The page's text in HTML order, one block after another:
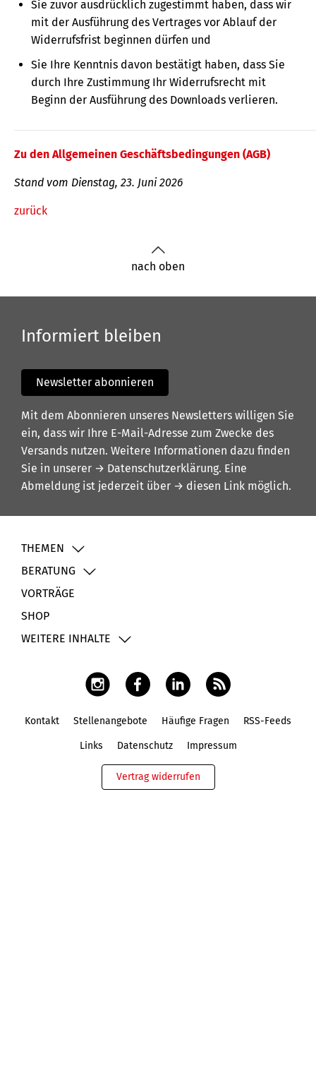
Sie zuvor ausdrücklich zugestimmt haben, dass wir
mit der Ausführung des Vertrages vor Ablauf der
Widerrufsfrist beginnen dürfen und
Sie Ihre Kenntnis davon bestätigt haben, dass Sie
durch Ihre Zustimmung Ihr Widerrufsrecht mit
Beginn der Ausführung des Downloads verlieren.
Zu den Allgemeinen Geschäftsbedingungen (AGB)
Stand vom Dienstag, 23. Juni 2026
zurück
nach oben
Informiert bleiben
Newsletter abonnieren
Mit dem Abonnieren unseres Newsletters willigen Sie
ein, dass wir Ihre E-Mail-Adresse zum Zwecke des
Versands nutzen. Weitere Informationen dazu finden
Sie in unserer → Datenschutzerklärung. Eine
Abmeldung ist jederzeit über → diesen Link möglich.
THEMEN
BERATUNG
VORTRÄGE
SHOP
WEITERE INHALTE
Kontakt Stellenangebote Häufige Fragen RSS-Feeds
Links Datenschutz Impressum
Vertrag widerrufen